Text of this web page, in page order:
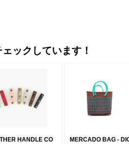
ックしています！
HANDLE CO
MERCADO BAG -